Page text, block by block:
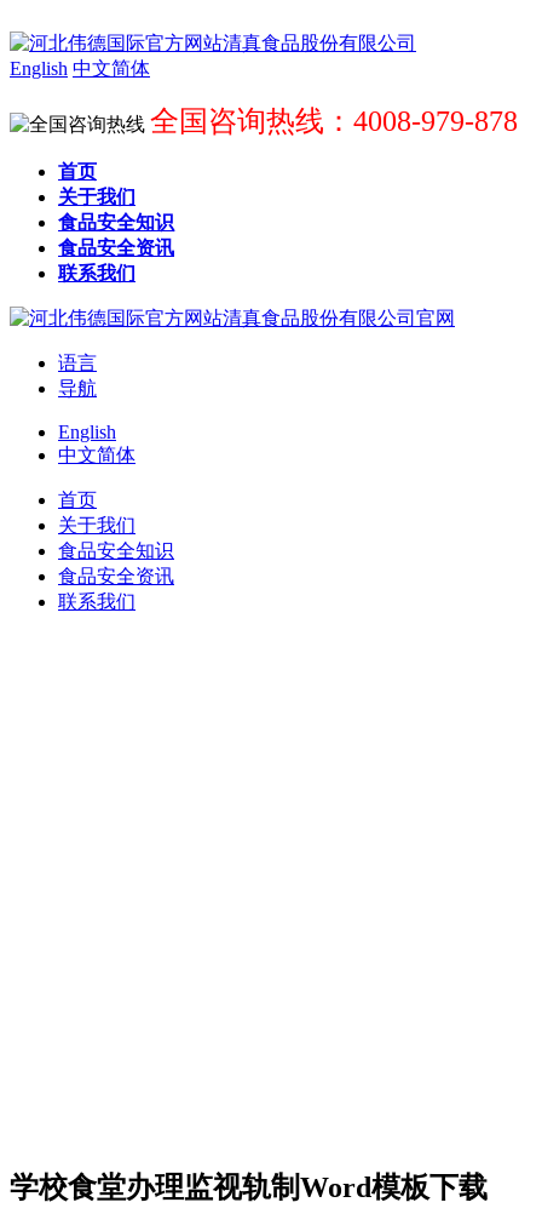
English 中文简体
全国咨询热线：4008-979-878
首页
关于我们
食品安全知识
食品安全资讯
联系我们
语言
导航
English
中文简体
首页
关于我们
食品安全知识
食品安全资讯
联系我们
学校食堂办理监视轨制Word模板下载